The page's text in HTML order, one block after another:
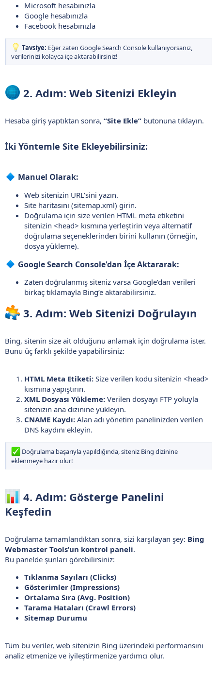
Microsoft hesabınızla
Google hesabınızla
Facebook hesabınızla
Tavsiye: Eğer zaten Google Search Console kullanıyorsanız,
verilerinizi kolayca içe aktarabilirsiniz!
2. Adım: Web Sitenizi Ekleyin​
Hesaba giriş yaptıktan sonra, “Site Ekle” butonuna tıklayın.
İki Yöntemle Site Ekleyebilirsiniz:​
Manuel Olarak:​
Web sitenizin URL’sini yazın.
Site haritasını (sitemap.xml) girin.
Doğrulama için size verilen HTML meta etiketini
sitenizin <head> kısmına yerleştirin veya alternatif
doğrulama seçeneklerinden birini kullanın (örneğin,
dosya yükleme).
Google Search Console'dan İçe Aktararak:​
Zaten doğrulanmış siteniz varsa Google’dan verileri
birkaç tıklamayla Bing’e aktarabilirsiniz.
3. Adım: Web Sitenizi Doğrulayın​
Bing, sitenin size ait olduğunu anlamak için doğrulama ister.
Bunu üç farklı şekilde yapabilirsiniz:
HTML Meta Etiketi: Size verilen kodu sitenizin <head>
kısmına yapıştırın.
XML Dosyası Yükleme: Verilen dosyayı FTP yoluyla
sitenizin ana dizinine yükleyin.
CNAME Kaydı: Alan adı yönetim panelinizden verilen
DNS kaydını ekleyin.
Doğrulama başarıyla yapıldığında, siteniz Bing dizinine
eklenmeye hazır olur!
4. Adım: Gösterge Panelini
Keşfedin​
Doğrulama tamamlandıktan sonra, sizi karşılayan şey: Bing
Webmaster Tools’un kontrol paneli.
Bu panelde şunları görebilirsiniz:
Tıklanma Sayıları (Clicks)
Gösterimler (Impressions)
Ortalama Sıra (Avg. Position)
Tarama Hataları (Crawl Errors)
Sitemap Durumu
Tüm bu veriler, web sitenizin Bing üzerindeki performansını
analiz etmenize ve iyileştirmenize yardımcı olur.